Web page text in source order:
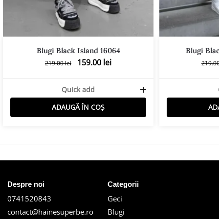
Blugi Black Island 16064
219.00lei 159.00 lei
Quick add
ADAUGĂ ÎN COȘ
Blugi
Despre noi
0741520843
contact@hainesuperbe.ro
Categorii
Geci
Blugi